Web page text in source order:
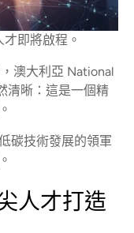
即將啟程。
澳大利亞 National
清晰：這是一個精
碳技術發展的領軍
人才打造